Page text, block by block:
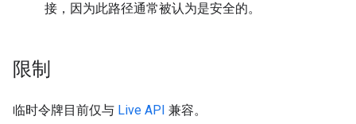
接，因为此路径通常被认为是安全的。
限制
临时令牌目前仅与 Live API 兼容。